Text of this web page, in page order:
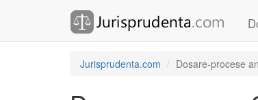
Jurisprudenta.com Dosare-procese